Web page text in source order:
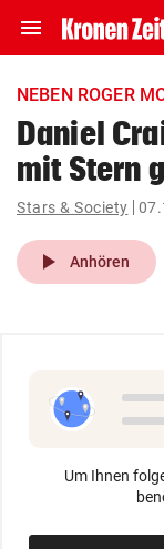
menu Navigation
ein-/
account_circle Anmelden
pin_drop
Wien
search
eingeben
NEBEN ROGER
Daniel
mit Stern
Stars & Society
play_arrow Anhören
Um Ihnen